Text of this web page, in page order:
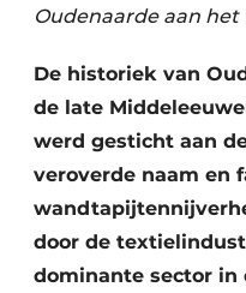
Oudenaarde aan
De historiek van
de late
werd gesticht aan
veroverde naam en
door de
dominante sector in